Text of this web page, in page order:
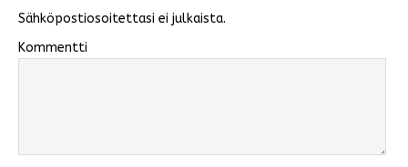
Sähköpostiosoitettasi ei julkaista.
Kommentti